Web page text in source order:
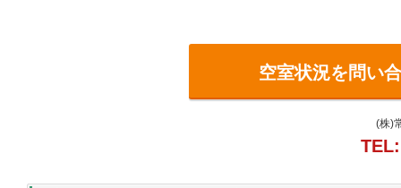
空室状況を問い
(株)